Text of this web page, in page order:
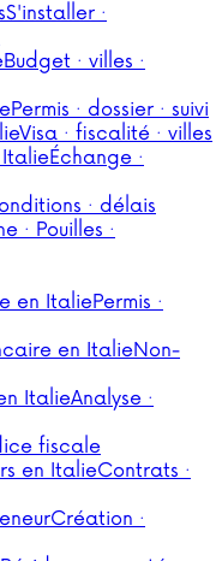
S'installer ·
Budget · villes ·
Permis · dossier · suivi
Visa · fiscalité · villes
ItalieÉchange ·
· délais
· Pouilles ·
en ItaliePermis ·
en ItalieNon-
ItalieAnalyse ·
fiscale
en ItalieContrats ·
Création ·